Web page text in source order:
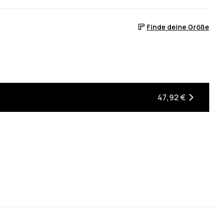
Finde deine Größe
47,92 €